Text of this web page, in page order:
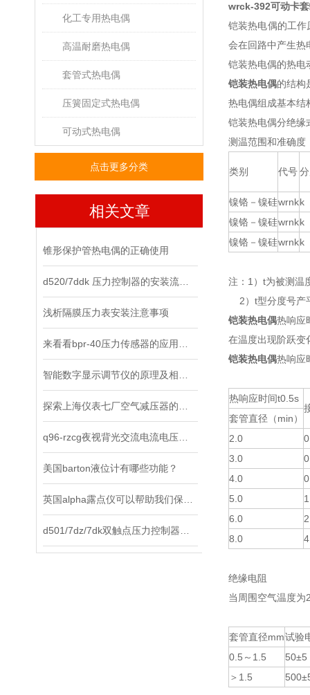
化工专用热电偶
高温耐磨热电偶
套管式热电偶
压簧固定式热电偶
可动式热电偶
点击更多分类
相关文章
锥形保护管热电偶的正确使用
浅析隔膜压力表安装注意事项
美国barton液位计有哪些功能？
wrck-392可动卡
铠装热电偶的工
会在回路中产生热
铠装热电偶的热电
铠装热电偶的结构
热电偶组成基本结
铠装热电偶分绝缘
测温范围和准确度
类别 代号
镍铬－镍硅wrnkk
镍铬－镍硅wrnkk
镍铬－镍硅wrnkk
注：1）t为被测温
2）t型分度号产
铠装热电偶热响应
在温度出现阶跃变
铠装热电偶热响应
热响应时间t0.5s
套管直径（min）
2.0
3.0
4.0
5.0
6.0
8.0
绝缘电阻
当周围空气温度
套管直径mm试验
0.5～1.5
50±5
＞1.5